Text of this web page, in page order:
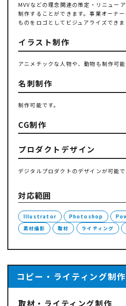
MVVなどの理念関連の策定・リニュー
制作することができます。事業オーナ
ものをロゴとしてビジュアライズできま
イラスト制作
アニメチックな人物や、動物も制作可能
名刺制作
制作可能です。
CG制作
プロダクトデザイン
デジタルプロダクトのデザインが可能で
対応範囲
Illustrator Photoshop
素材撮影
取材 ライティング
コピー・ライティング制作
取材・ライティング制作